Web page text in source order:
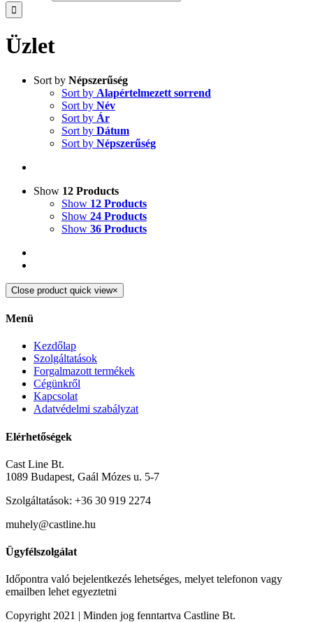
Üzlet
Sort by Népszerűség
Sort by Alapértelmezett sorrend
Sort by Név
Sort by Ár
Sort by Dátum
Sort by Népszerűség
Show 12 Products
Show 12 Products
Show 24 Products
Show 36 Products
Close product quick view×
Menü
Kezdőlap
Szolgáltatások
Forgalmazott termékek
Cégünkről
Kapcsolat
Adatvédelmi szabályzat
Elérhetőségek
Cast Line Bt.
1089 Budapest, Gaál Mózes u. 5-7
Szolgáltatások: +36 30 919 2274
muhely@castline.hu
Ügyfélszolgálat
Időpontra való bejelentkezés lehetséges, melyet telefonon vagy
emailben lehet egyeztetni
Copyright 2021 | Minden jog fenntartva Castline Bt.